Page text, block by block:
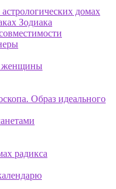
домах
Зодиака
женщины
Образ идеального
радикса